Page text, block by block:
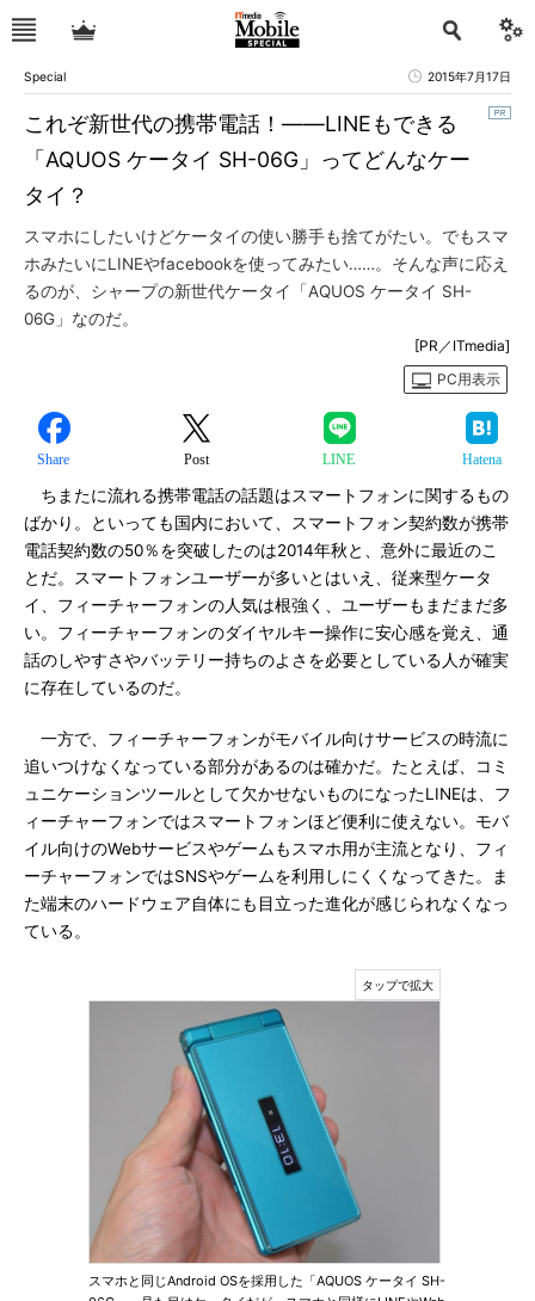
Special 2015年7月17日
これぞ新世代の携帯電話！――LINEもできる
「AQUOS ケータイ SH-06G」ってどんなケー
タイ？
スマホにしたいけどケータイの使い勝手も捨てがたい。でもスマ
ホみたいにLINEやfacebookを使ってみたい……。そんな声に応え
るのが、シャープの新世代ケータイ「AQUOS ケータイ SH-
06G」なのだ。
[PR／ITmedia]
PC用表示
Share Post LINE Hatena
ちまたに流れる携帯電話の話題はスマートフォンに関するもの
ばかり。といっても国内において、スマートフォン契約数が携帯
電話契約数の50％を突破したのは2014年秋と、意外に最近のこ
とだ。スマートフォンユーザーが多いとはいえ、従来型ケータ
イ、フィーチャーフォンの人気は根強く、ユーザーもまだまだ多
い。フィーチャーフォンのダイヤルキー操作に安心感を覚え、通
話のしやすさやバッテリー持ちのよさを必要としている人が確実
に存在しているのだ。
一方で、フィーチャーフォンがモバイル向けサービスの時流に
追いつけなくなっている部分があるのは確かだ。たとえば、コミ
ュニケーションツールとして欠かせないものになったLINEは、フ
ィーチャーフォンではスマートフォンほど便利に使えない。モバ
イル向けのWebサービスやゲームもスマホ用が主流となり、フィ
ーチャーフォンではSNSやゲームを利用しにくくなってきた。ま
た端末のハードウェア自体にも目立った進化が感じられなくなっ
ている。
スマホと同じAndroid OSを採用した「AQUOS ケータイ SH-